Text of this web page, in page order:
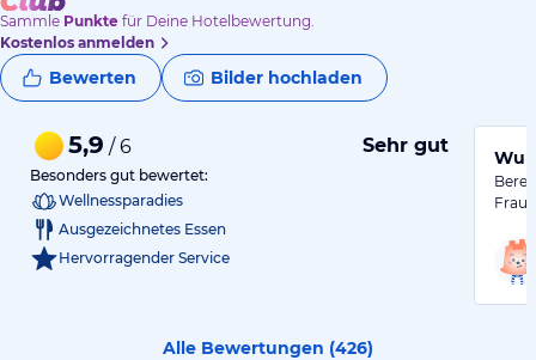
Sammle Punkte für Deine Hotelbewertung.
Kostenlos anmelden
Bewerten Bilder hochladen
5,9 / 6 Sehr gut
Besonders gut bewertet:
Wellnessparadies
Ausgezeichnetes Essen
Hervorragender Service
Alle Bewertungen (426)